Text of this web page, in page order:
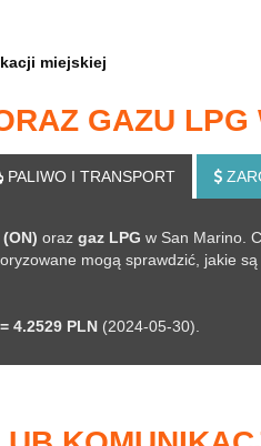
miejskiej
GAZU LPG
PALIWO I TRANSPORT
oraz gaz LPG w San Marino.
mogą sprawdzić, jakie
4.2529 PLN (2024-05-30).